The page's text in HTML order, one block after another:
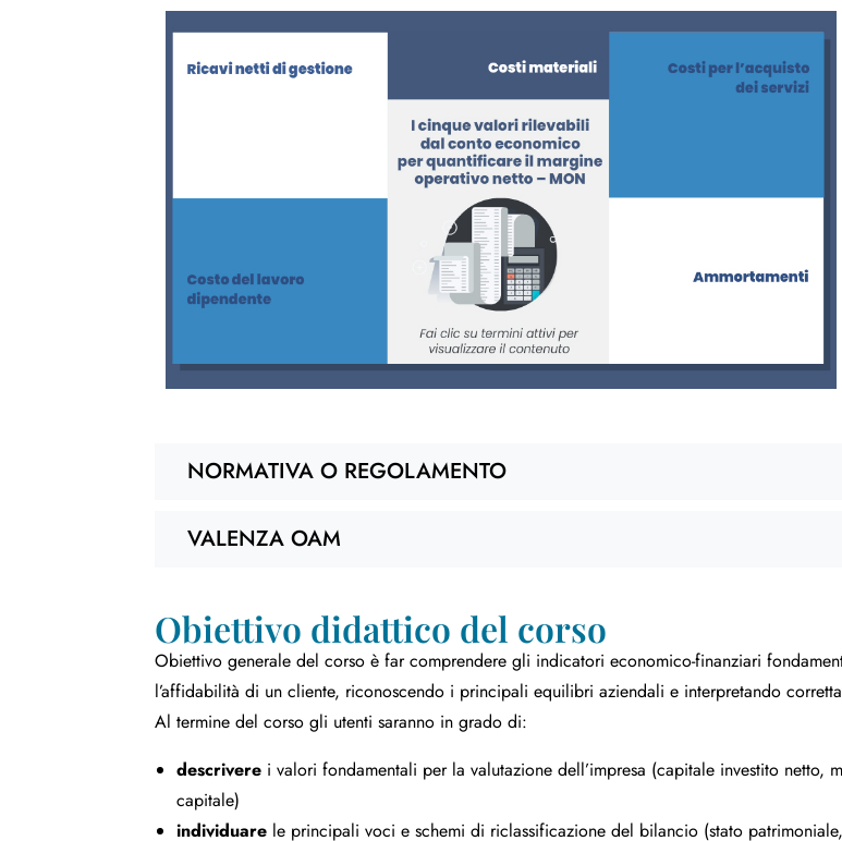
NORMATIVA O REGOLAMENTO
VALENZA OAM
Obiettivo didattico del corso
Obiettivo generale del corso è far comprendere gli indicatori economico-finanziari
l’affidabilità di un cliente, riconoscendo i principali equilibri aziendali e interpretando
Al termine del corso gli utenti saranno in grado di:
descrivere i valori fondamentali per la valutazione dell’impresa (capitale investito
capitale)
individuare le principali voci e schemi di riclassificazione del bilancio (stato